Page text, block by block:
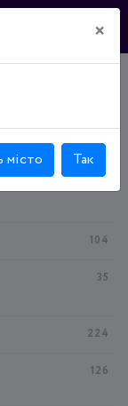
104
35
224
126
×
місто Так